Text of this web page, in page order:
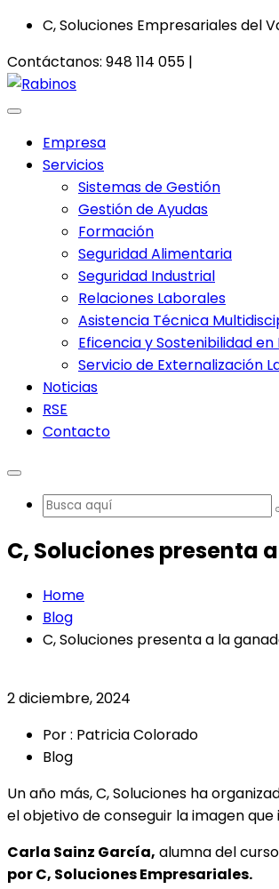
C, Soluciones Empresariales del
Contáctanos: 948 114 055 |
Empresa
Servicios
Sistemas de Gestión
Gestión de Ayudas
Formación
Seguridad Alimentaria
Seguridad Industrial
Relaciones Laborales
Asistencia Técnica
Eficencia y Sostenibilidad
Servicio de Externalización
Noticias
RSE
Contacto
C, Soluciones presenta
Home
Blog
C, Soluciones presenta a la
2 diciembre, 2024
Por : Patricia Colorado
Blog
Un año más, C, Soluciones ha
el objetivo de conseguir la imagen
Carla Sainz García, alumna del curso
por C, Soluciones Empresariales.